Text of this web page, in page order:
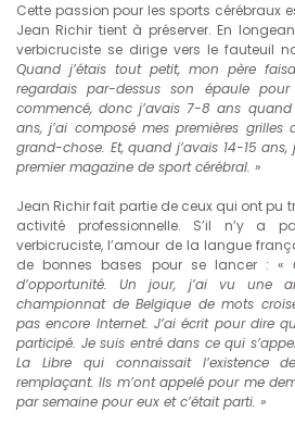
Cette passion pour les sports cérébraux
Jean Richir tient à préserver. En
verbicruciste se dirige vers le fauteuil
Quand j’étais tout petit, mon père
regardais par-dessus son épaule
commencé, donc j’avais 7-8 ans quand
ans, j’ai composé mes premières
grand-chose. Et, quand j’avais 14-15
premier magazine de sport cérébral. »
Jean Richir fait partie de ceux qui ont pu
activité professionnelle. S’il n’y a
verbicruciste, l’amour de la langue
de bonnes bases pour se lancer : «
d’opportunité. Un jour, j’ai vu une
championnat de Belgique de mots
pas encore Internet. J’ai écrit pour dire
participé. Je suis entré dans ce qui
La Libre qui connaissait l’existence
remplaçant. Ils m’ont appelé pour me
par semaine pour eux et c’était parti. »